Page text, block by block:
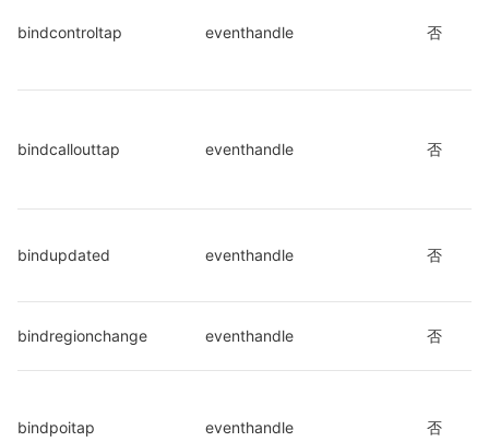
bindcontroltap eventhandle 否
bindcallouttap eventhandle 否
bindupdated eventhandle 否
bindregionchange eventhandle 否
bindpoitap eventhandle 否